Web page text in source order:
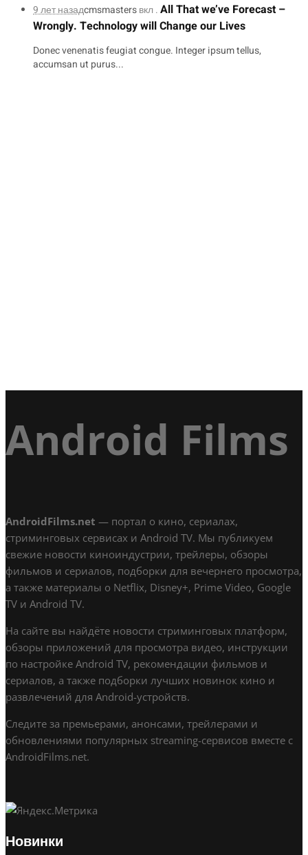
9 лет назадcmsmastersвкл .All That we’ve Forecast –
Wrongly. Technology will Change our Lives
Donec venenatis feugiat congue. Integer ipsum tellus,
accumsan ut purus...
Android Films
AndroidFilms.net — портал о кино, сериалах,
стриминговых сервисах и Android TV. Мы публикуем
свежие новости киноиндустрии, трейлеры, обзоры
фильмов и сериалов, подборки для вечернего просмотра,
а также материалы о Netflix, Disney+, Prime Video, Google
TV и Android TV.
На сайте вы найдёте новости стриминговых платформ,
обзоры приложений для просмотра видео, инструкции
по настройке Android TV, рекомендации фильмов и
сериалов, а также подборки лучших новинок кино и
развлечений для Android-устройств.
Следите за премьерами, анонсами, трейлерами и
обновлениями популярных streaming-сервисов вместе с
AndroidFilms.net.
Новинки